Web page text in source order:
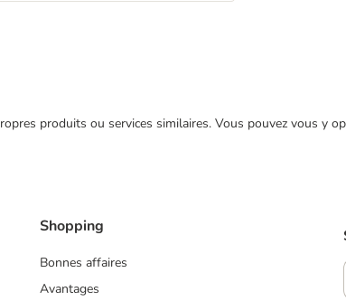
produits ou services similaires. Vous pouvez vous y
Shopping
Bonnes affaires
Avantages